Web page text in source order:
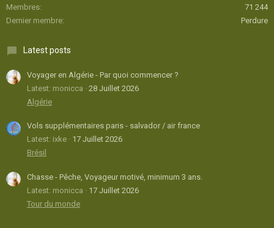
Membres
71 244
Dernier membre
Perdure
Latest posts
Voyager en Algérie - Par quoi commencer ?
Latest: monicca
28 Juillet 2026
Algérie
Vols supplémentaires paris - salvador / air france
Latest: ixke
17 Juillet 2026
Brésil
Chasse - Pêche, Voyageur motivé, minimum 3 ans.
Latest: monicca
17 Juillet 2026
Tour du monde